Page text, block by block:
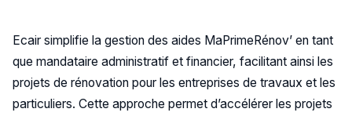
Ecair simplifie la gestion des aides MaPrimeRénov’ en tant
que mandataire administratif et financier, facilitant ainsi les
projets de rénovation pour les entreprises de travaux et les
particuliers. Cette approche permet d’accélérer les projets